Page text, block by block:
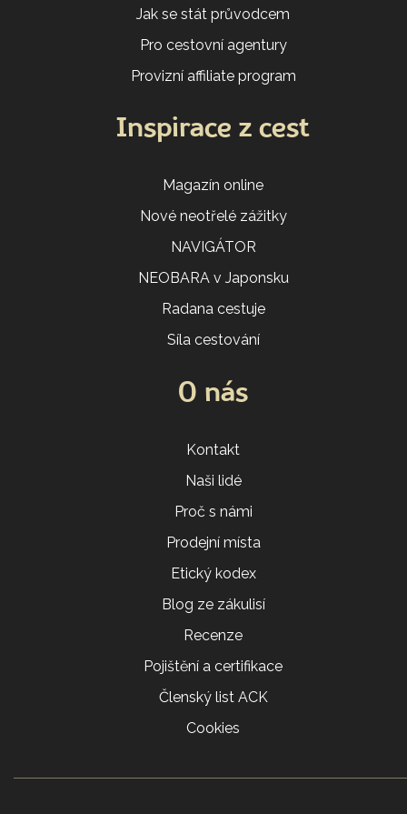
Jak se stát průvodcem
Pro cestovní agentury
Provizní affiliate program
Inspirace z cest
Magazín online
Nové neotřelé zážitky
NAVIGÁTOR
NEOBARA v Japonsku
Radana cestuje
Síla cestování
O nás
Kontakt
Naši lidé
Proč s námi
Prodejní místa
Etický kodex
Blog ze zákulisí
Recenze
Pojištění a certifikace
Členský list ACK
Cookies